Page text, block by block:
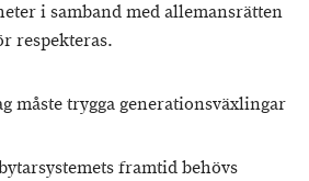
i samband med allemansrätten
respekteras.
måste trygga generationsväxlingar
framtid behövs